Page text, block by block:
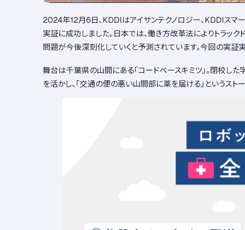
2024年12月6日、KDDIはアイサンテクノロジー、KDDIスマ
実証に成功しました。日本では、働き方改革法によりトラッ
問題が今後深刻化していくと予測されています。今回の実証
舞台は千葉県の山間にある「コードベースキミツ」。閉校し
を活かし、「交通の便の悪い山間部に薬を届ける」というス